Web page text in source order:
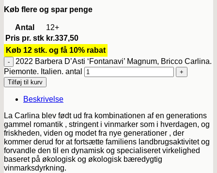
Køb flere og spar penge
Antal
12+
Pris pr. stk kr.337,50
Køb 12 stk. og få 10% rabat
2022 Barbera D’Asti ‘Fontanavi’ Magnum, Bricco Carlina.
Piemonte. Italien. antal
Tilføj til kurv
Beskrivelse
La Carlina blev født ud fra kombinationen af ​​en generations
gammel romantik , stringent i vinmarker som i hverdagen, og
friskheden, viden og modet fra nye generationer , der
kommer derud for at fortsætte familiens landbrugsaktivitet og
forvandle den til en dynamisk og specialiseret virkelighed
baseret på økologisk og økologisk bæredygtig
vinmarksdyrkning.